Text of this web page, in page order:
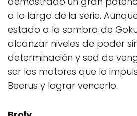
a lo largo de la serie.
estado a la sombra de
alcanzar niveles de poder
determinación y sed de
ser los motores que lo
Beerus y lograr vencerlo.